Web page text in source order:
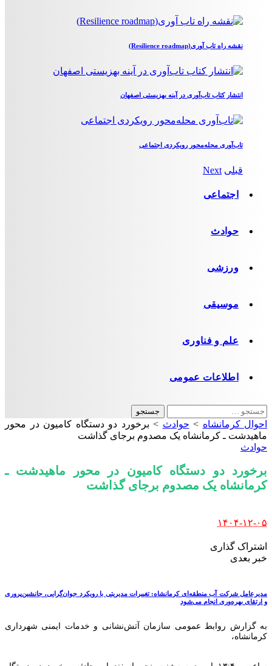
نقشه راه تاب آوری(Resilience roadmap)
انتشار کتاب تاب‌آوری در آینه بهزیستی اصفهان
تاب‌آوری محله‌محور رویکردی اجتماعی
قبلی Next
اجتماعی
حوادث
ورزشی
موسیقی
علم و فناوری
اطلاعات عمومی
جستجو
برای:
احوال کرمانشاه > حوادث > برخورد دو دستگاه کامیون در محور
ماهیدشت ـ کرمانشاه یک مصدوم برجای گذاشت
حوادث
برخورد دو دستگاه کامیون در محور ماهیدشت ـ
کرمانشاه یک مصدوم برجای گذاشت
by
۱۴۰۴-۱۲-۰۵
اشتراک گذاری
خبر بعدی
مدیرعامل شرکت آب منطقه‌ای کرمانشاه: تغییرات مدیریتی با رویکرد جوان‌گرایی، جانشین‌پروری
و ارتقای بهره‌وری انجام می‌شود
به گزارش روابط عمومی سازمان آتش‌نشانی و خدمات ایمنی شهرداری
کرمانشاه،